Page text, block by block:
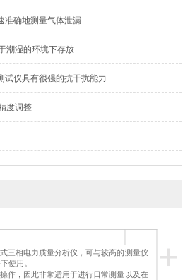
准确地测量气体泄漏
潮湿的环境下存放
试仪具有很强的抗干扰能力
度调整
+
相电力质量分析仪，可与较高的测量仪
使用。
，因此非常适用于进行日常测量以及在